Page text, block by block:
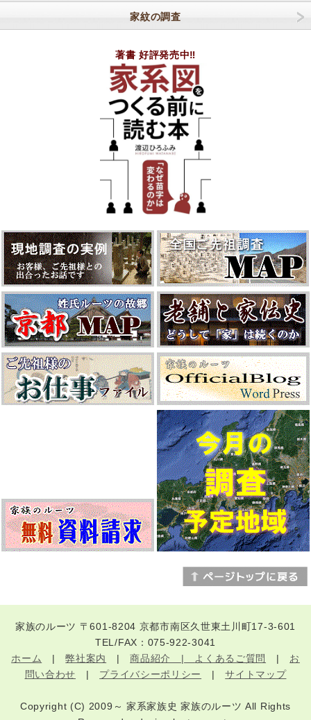
家紋の調査
著書 好評発売中‼
家族のルーツ 〒601-8204 京都市南区久世東土川町17-3-601
TEL/FAX：075-922-3041
ホーム
|弊社案内 |商品紹介 | よくあるご質問 | お
問い合わせ | プライバシーポリシー |サイトマップ
Copyright (C) 2009～ 家系家族史 家族のルーツ All Rights